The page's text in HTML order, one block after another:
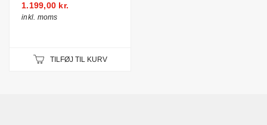
1.199,00 kr.
inkl. moms
TILFØJ TIL KURV